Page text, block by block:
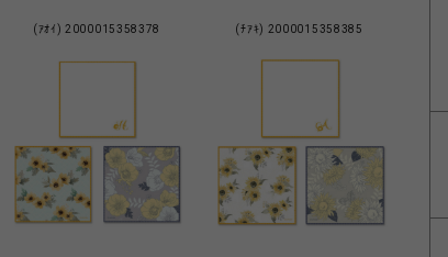
(ｱｵｲ) 2000015358378 (ﾁｱｷ) 2000015358385